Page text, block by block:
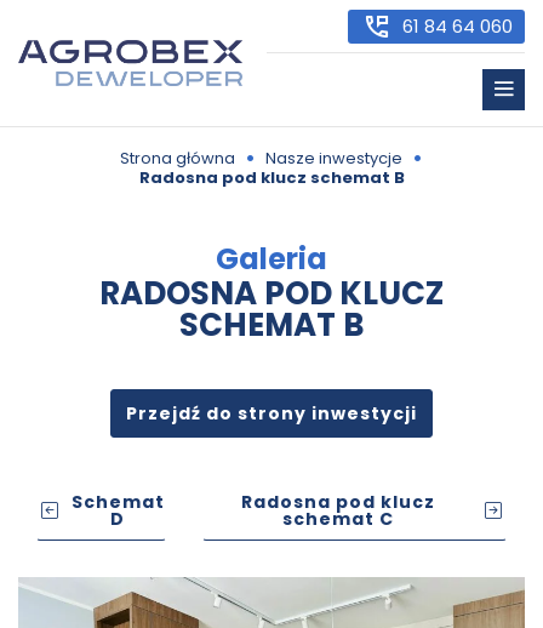
61 84 64 060
Strona główna • Nasze inwestycje •
Radosna pod klucz schemat B
Galeria
RADOSNA POD KLUCZ
SCHEMAT B
Przejdź do strony inwestycji
Schemat
D
Radosna pod klucz
schemat C